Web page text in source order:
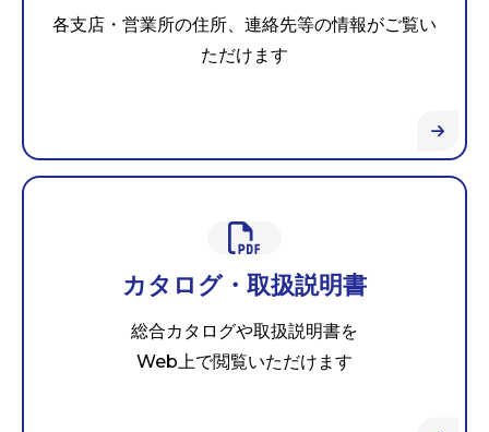
各支店・営業所の住所、連絡先等の情報がご覧い
ただけます
カタログ・取扱説明書
総合カタログや取扱説明書を
Web上で閲覧いただけます